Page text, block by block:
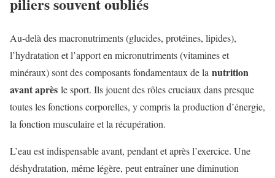
Au-delà des macronutriments (glucides, protéines, lipides),
l’hydratation et l’apport en micronutriments (vitamines et
minéraux) sont des composants fondamentaux de la nutrition
avant après le sport. Ils jouent des rôles cruciaux dans presque
toutes les fonctions corporelles, y compris la production d’énergie,
la fonction musculaire et la récupération.
L’eau est indispensable avant, pendant et après l’exercice. Une
déshydratation, même légère, peut entraîner une diminution